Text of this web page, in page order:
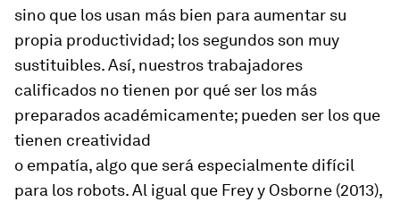
sino que los usan más bien para aumentar su
propia productividad; los segundos son muy
sustituibles. Así, nuestros trabajadores
calificados no tienen por qué ser los más
preparados académicamente; pueden ser los que
tienen creatividad
o empatía, algo que será especialmente difícil
para los robots. Al igual que Frey y Osborne (2013),